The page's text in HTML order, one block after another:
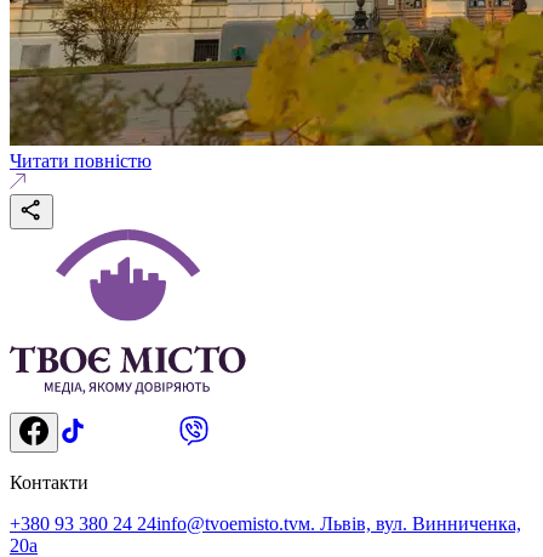
Читати повністю
Контакти
+380 93 380 24 24info@tvoemisto.tvм. Львів, вул. Винниченка,
20а